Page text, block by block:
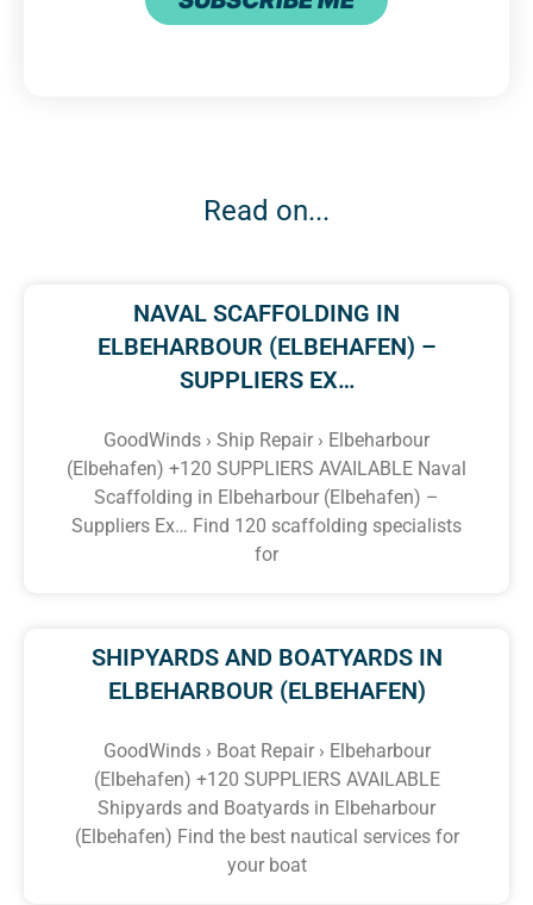
Read on...
NAVAL SCAFFOLDING IN
ELBEHARBOUR (ELBEHAFEN) –
SUPPLIERS EX…
GoodWinds › Ship Repair › Elbeharbour
(Elbehafen) +120 SUPPLIERS AVAILABLE Naval
Scaffolding in Elbeharbour (Elbehafen) –
Suppliers Ex… Find 120 scaffolding specialists
for
SHIPYARDS AND BOATYARDS IN
ELBEHARBOUR (ELBEHAFEN)
GoodWinds › Boat Repair › Elbeharbour
(Elbehafen) +120 SUPPLIERS AVAILABLE
Shipyards and Boatyards in Elbeharbour
(Elbehafen) Find the best nautical services for
your boat